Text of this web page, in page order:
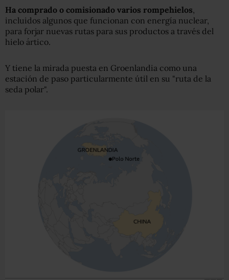
Ha comprado o comisionado varios rompehielos
incluidos algunos que funcionan con energía nuclear,
para forjar nuevas rutas para sus productos a través del
hielo ártico.
Y tiene la mirada puesta en Groenlandia como una
estación de paso particularmente útil en su "ruta de la
seda polar".